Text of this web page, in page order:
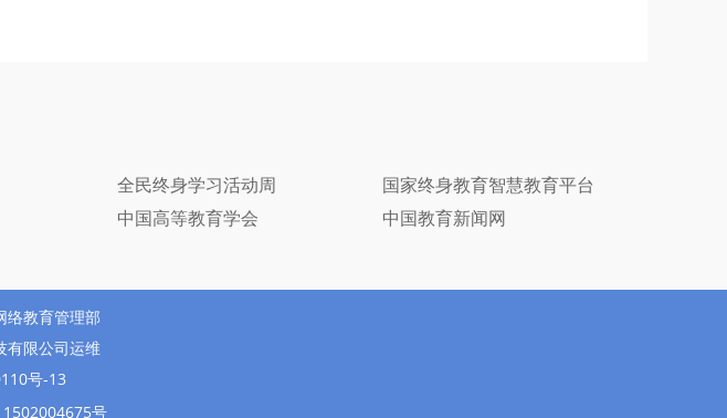
全民终身学习活动周
国家终身教育智慧教育平台
中国高等教育学会
中国教育新闻网
络教育管理部
有限公司运维
号-13
号